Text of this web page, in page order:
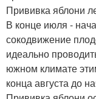
Прививка яблони
В конце июля -
сокодвижение
идеально
южном климате
конца августа до